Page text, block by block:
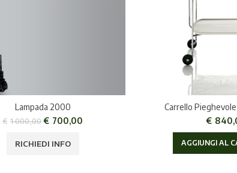
Lampada 2000
€ 1.000,00 € 700,00
RICHIEDI INFO
Carrello
€
AGGIUNGI AL